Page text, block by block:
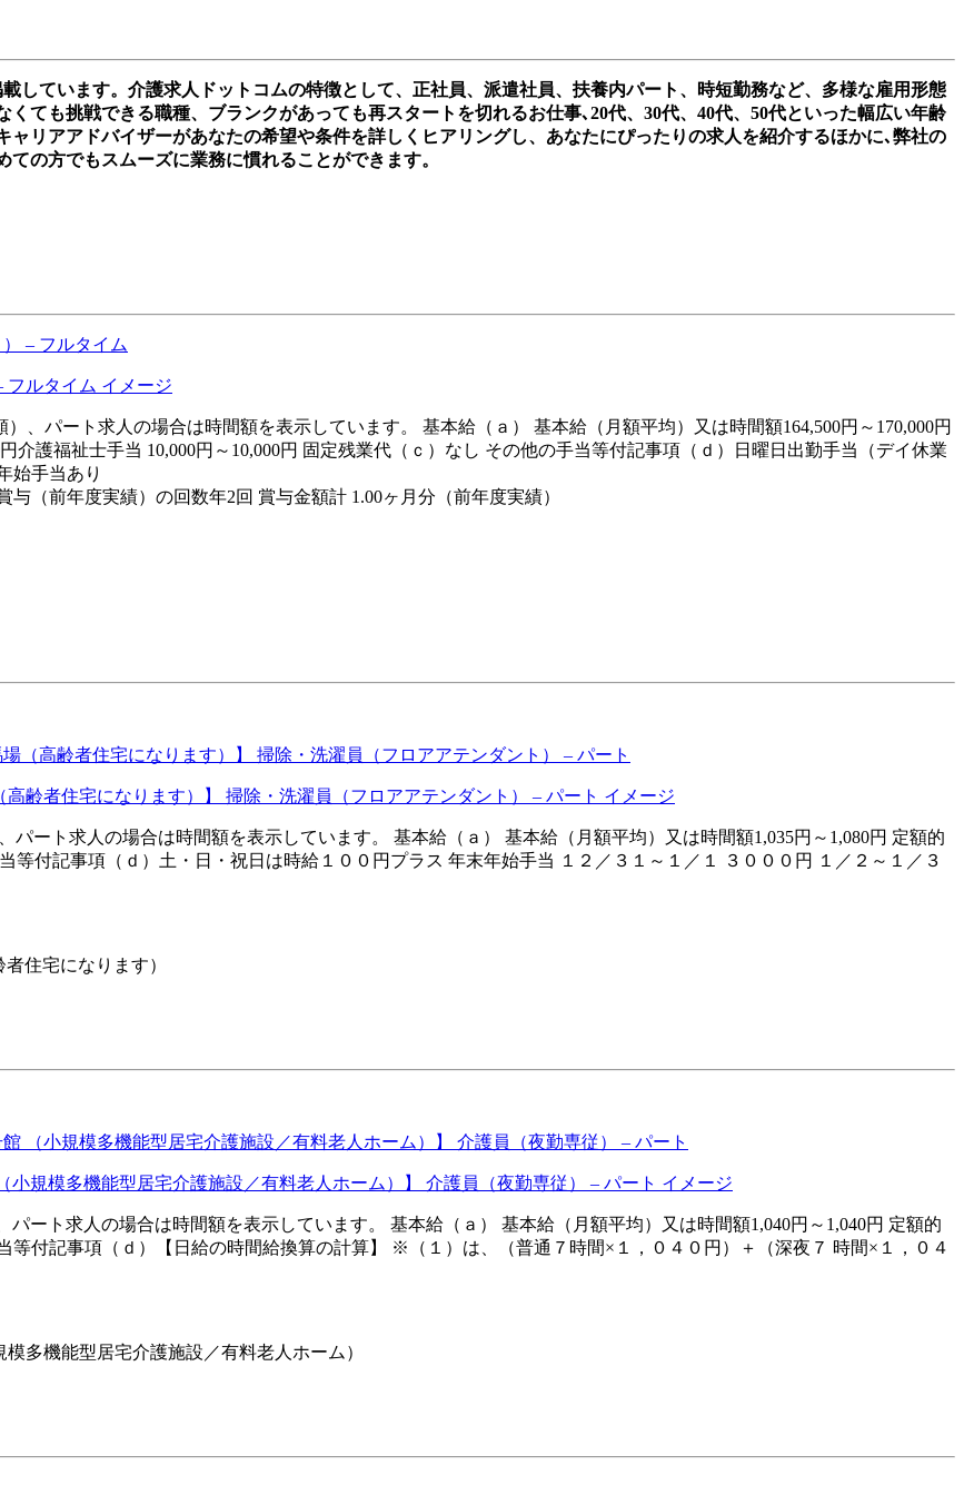
しています。介護求人ドットコムの特徴として、正社員、派遣社員、扶養内パート、時短勤務など、多様な雇用形態
ても挑戦できる職種、ブランクがあっても再スタートを切れるお仕事､20代、30代、40代、50代といった幅広い年齢
リアアドバイザーがあなたの希望や条件を詳しくヒアリングし、あなたにぴったりの求人を紹介するほかに､弊社の
の方でもスムーズに業務に慣れることができます。
– フルタイム
、パート求人の場合は時間額を表示しています。 基本給（ａ） 基本給（月額平均）又は時間額164,500円～170,000円
介護福祉士手当 10,000円～10,000円 固定残業代（ｃ）なし その他の手当等付記事項（ｄ）日曜日出勤手当（デイ休業
始手当あり
（前年度実績）の回数年2回 賞与金額計 1.00ヶ月分（前年度実績）
（高齢者住宅になります）】 掃除・洗濯員（フロアアテンダント） – パート
ート求人の場合は時間額を表示しています。 基本給（ａ） 基本給（月額平均）又は時間額1,035円～1,080円 定額的
等付記事項（ｄ）土・日・祝日は時給１００円プラス 年末年始手当 １２／３１～１／１ ３０００円 １／２～１／３
住宅になります）
（小規模多機能型居宅介護施設／有料老人ホーム）】 介護員（夜勤専従） – パート
ート求人の場合は時間額を表示しています。 基本給（ａ） 基本給（月額平均）又は時間額1,040円～1,040円 定額的
等付記事項（ｄ）【日給の時間給換算の計算】 ※（１）は、（普通７時間×１，０４０円）＋（深夜７ 時間×１，０４
多機能型居宅介護施設／有料老人ホーム）